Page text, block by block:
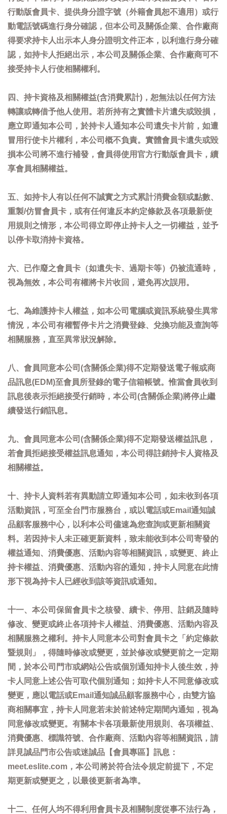
行動版會員卡、提供身分證字號（外籍會員恕不適用）或行
動電話號碼進行身分確認，但本公司及關係企業、合作廠商
得要求持卡人出示本人身分證明文件正本，以利進行身分確
認，如持卡人拒絕出示，本公司及關係企業、合作廠商可不
接受持卡人行使相關權利。
四、持卡資格及相關權益(含消費累計)，恕無法以任何方法
轉讓或轉借予他人使用。若所持有之實體卡片遺失或毀損，
應立即通知本公司，於持卡人通知本公司遺失卡片前，如遭
冒用行使卡片權利，本公司概不負責。實體會員卡遺失或毀
損本公司將不進行補發，會員得使用官方行動版會員卡，續
享會員相關權益。
五、如持卡人有以任何不誠實之方式累計消費金額或點數、
重製/仿冒會員卡，或有任何違反本約定條款及各項最新使
用規則之情形，本公司得立即停止持卡人之一切權益，並予
以停卡取消持卡資格。
六、已作廢之會員卡（如遺失卡、過期卡等）仍被流通時，
視為無效，本公司有權將卡片收回，避免再次誤用。
七、為維護持卡人權益，如本公司電腦或資訊系統發生異常
情況，本公司有權暫停卡片之消費登錄、兌換功能及查詢等
相關服務，直至異常狀況解除。
八、會員同意本公司(含關係企業)得不定期發送電子報或商
品訊息(EDM)至會員所登錄的電子信箱帳號。惟當會員收到
訊息後表示拒絕接受行銷時，本公司(含關係企業)將停止繼
續發送行銷訊息。
九、會員同意本公司(含關係企業)得不定期發送權益訊息，
若會員拒絕接受權益訊息通知，本公司得註銷持卡人資格及
相關權益。
十、持卡人資料若有異動請立即通知本公司，如未收到各項
活動資訊，可至全台門市服務台，或以電話或Email通知誠
品顧客服務中心，以利本公司儘速為您查詢或更新相關資
料。若因持卡人未正確更新資料，致未能收到本公司寄發的
權益通知、消費優惠、活動內容等相關資訊，或變更、終止
持卡權益、消費優惠、活動內容的通知，持卡人同意在此情
形下視為持卡人已經收到該等資訊或通知。
十一、本公司保留會員卡之核發、續卡、停用、註銷及隨時
修改、變更或終止各項持卡人權益、消費優惠、活動內容及
相關服務之權利。持卡人同意本公司對會員卡之「約定條款
暨規則」，得隨時修改或變更，並於修改或變更前之一定期
間，於本公司門市或網站公告或個別通知持卡人後生效，持
卡人同意上述公告可取代個別通知；如持卡人不同意修改或
變更，應以電話或Email通知誠品顧客服務中心，由雙方協
商相關事宜，持卡人同意若未於前述特定期間內通知，視為
同意修改或變更。有關本卡各項最新使用規則、各項權益、
消費優惠、標識符號、合作廠商、活動內容等相關資訊，請
詳見誠品門市公告或迷誠品【會員專區】訊息：
meet.eslite.com，本公司將於符合法令規定前提下，不定
期更新或變更之，以最後更新者為準。
十二、任何人均不得利用會員卡及相關制度從事不法行為，